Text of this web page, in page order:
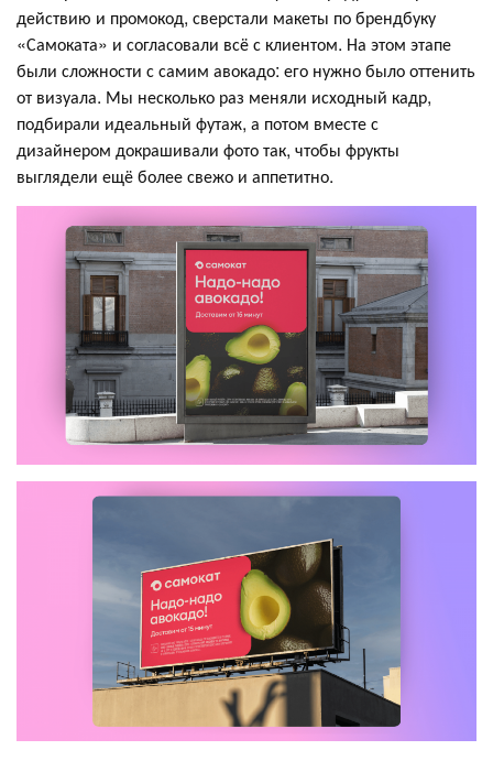
действию и промокод, сверстали макеты по брендбуку
«Самоката» и согласовали всё с клиентом. На этом этапе
были сложности с самим авокадо: его нужно было оттенить
от визуала. Мы несколько раз меняли исходный кадр,
подбирали идеальный футаж, а потом вместе с
дизайнером докрашивали фото так, чтобы фрукты
выглядели ещё более свежо и аппетитно.